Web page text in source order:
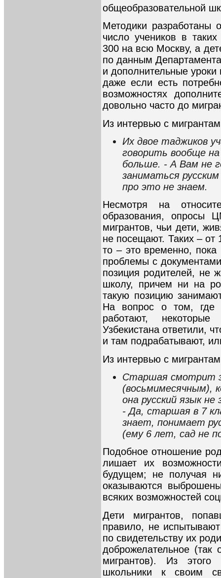
общеобразовательной
Методики разработаны
число учеников в
300 на всю Москву, а
по данным
и дополнительные уроки
даже если есть
возможностях
довольно часто до
Из интервью с
Их двое таджиков
говорить вообще на
больше. - А Вам не
заниматься
про это не знаем.
Несмотря на
образования, опросы
мигрантов, чьи дети,
не посещают. Таких – от
то – это временно,
проблемы с
позиция родителей, не
школу, причем ни на
такую позицию
На вопрос о том, где
работают,
Узбекистана ответили,
и там подрабатывают,
Из интервью с
Старшая смотрит
(восьмимесячным),
она русский язык
- Да, старшая в 7
знает, понимает
(ему 6 лет, сад не
Подобное отношение
лишает их
будущем; не получая
оказываются
всяких возможностей
Дети мигрантов,
правило, не
по свидетельству их
доброжелательное (так
мигрантов). Из этого
школьники к своим